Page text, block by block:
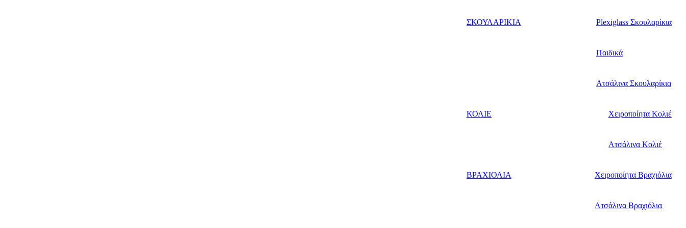
ΣΚΟΥΛΑΡΙΚΙΑ Plexiglass Σκουλαρίκια
Παιδικά
Ατσάλινα Σκουλαρίκια
ΚΟΛΙΕ Χειροποίητα Κολιέ
Ατσάλινα Κολιέ
ΒΡΑΧΙΟΛΙΑ Χειροποίητα Βραχιόλια
Ατσάλινα Βραχιόλια